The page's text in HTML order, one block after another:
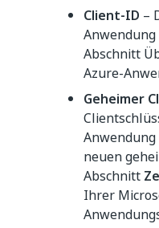
Client-ID –
Anwendung
Abschnitt
Azure-
Geheimer
Anwendung
neuen
Abschnitt
Ihrer